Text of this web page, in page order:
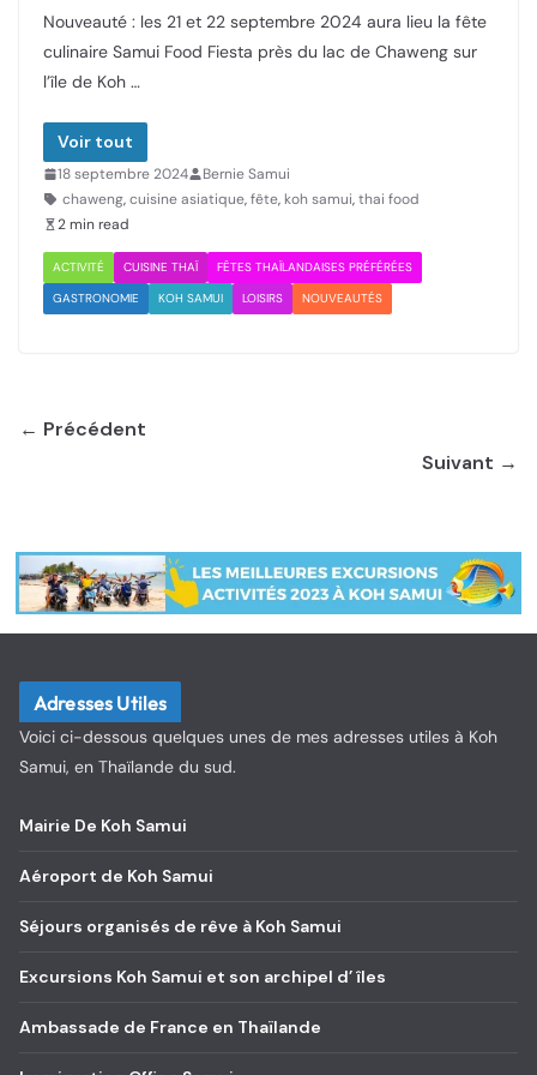
Nouveauté : les 21 et 22 septembre 2024 aura lieu la fête
culinaire Samui Food Fiesta près du lac de Chaweng sur
l’île de Koh …
Voir tout
18 septembre 2024
Bernie Samui
chaweng,cuisine asiatique,fête, koh samui,thai food
2 min read
ACTIVITÉ CUISINE THAÏ
FÊTES THAÏLANDAISES PRÉFÉRÉES
GASTRONOMIE
KOH SAMUI LOISIRS NOUVEAUTÉS
← Précédent
Suivant →
Adresses Utiles
Voici ci-dessous quelques unes de mes adresses utiles à Koh
Samui, en Thaïlande du sud.
Mairie De Koh Samui
Aéroport de Koh Samui
Séjours organisés de rêve à Koh Samui
Excursions Koh Samui et son archipel d’ îles
Ambassade de France en Thaïlande